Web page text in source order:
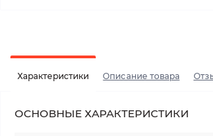
Характеристики Описание товара
ОСНОВНЫЕ ХАРАКТЕРИСТИКИ